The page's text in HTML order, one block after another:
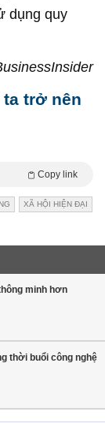
dụng quy
trở nên
Copy link
XÃ HỘI HIỆN ĐẠI
minh hơn
thời buổi công nghệ